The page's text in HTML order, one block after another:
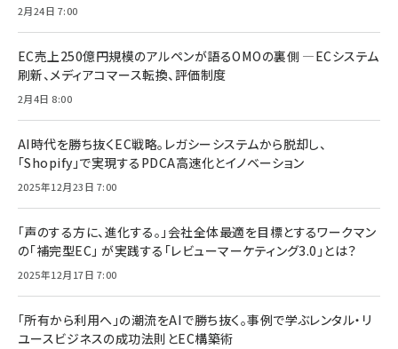
2月24日 7:00
EC売上250億円規模のアルペンが語るOMOの裏側 ―ECシステム
刷新、メディアコマース転換、評価制度
2月4日 8:00
AI時代を勝ち抜くEC戦略。レガシーシステムから脱却し、
「Shopify」で実現するPDCA高速化とイノベーション
2025年12月23日 7:00
「声のする方に、進化する。」会社全体最適を目標とするワークマン
の「補完型EC」 が実践する「レビューマーケティング3.0」とは？
2025年12月17日 7:00
「所有から利用へ」の潮流をAIで勝ち抜く。事例で学ぶレンタル・リ
ユースビジネスの成功法則とEC構築術